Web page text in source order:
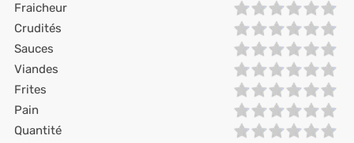
Fraicheur
Crudités
Sauces
Viandes
Frites
Pain
Quantité